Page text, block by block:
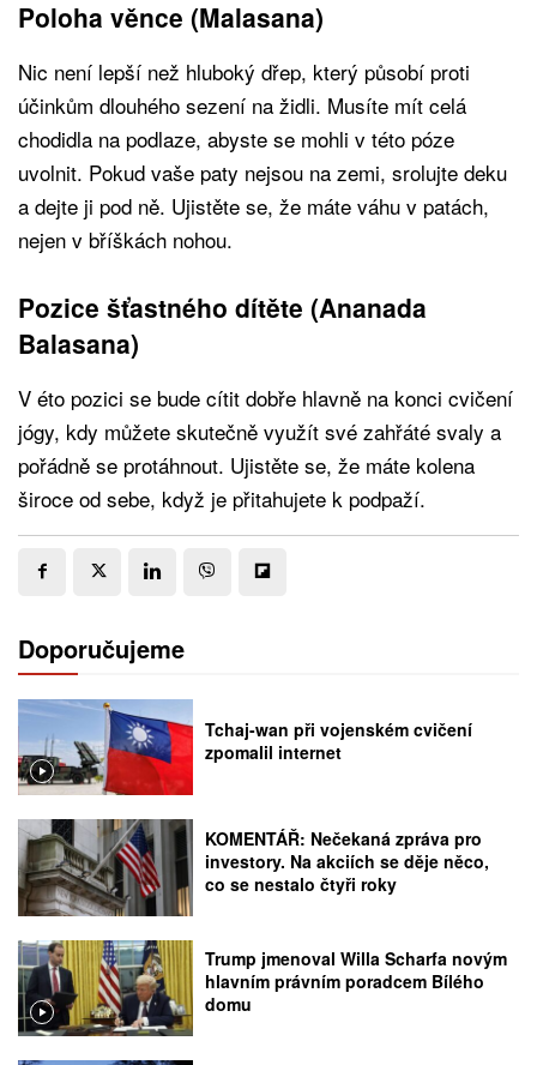
Poloha věnce (Malasana)
Nic není lepší než hluboký dřep, který působí proti
účinkům dlouhého sezení na židli. Musíte mít celá
chodidla na podlaze, abyste se mohli v této póze
uvolnit. Pokud vaše paty nejsou na zemi, srolujte deku
a dejte ji pod ně. Ujistěte se, že máte váhu v patách,
nejen v bříškách nohou.
Pozice šťastného dítěte (Ananada
Balasana)
V éto pozici se bude cítit dobře hlavně na konci cvičení
jógy, kdy můžete skutečně využít své zahřáté svaly a
pořádně se protáhnout. Ujistěte se, že máte kolena
široce od sebe, když je přitahujete k podpaží.
Doporučujeme
Tchaj-wan při vojenském cvičení
zpomalil internet
KOMENTÁŘ: Nečekaná zpráva pro
investory. Na akciích se děje něco,
co se nestalo čtyři roky
Trump jmenoval Willa Scharfa novým
hlavním právním poradcem Bílého
domu